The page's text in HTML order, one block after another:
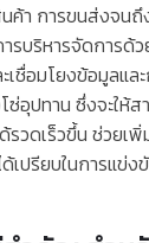
นค้า การขนส่งจน
รบริหารจัดการด้ว
เชื่อมโยงข้อมูลแล
ซ่อุปทาน ซึ่งจะให้
รวดเร็วขึ้น ช่วยเ
เปรียบในการแข่ง